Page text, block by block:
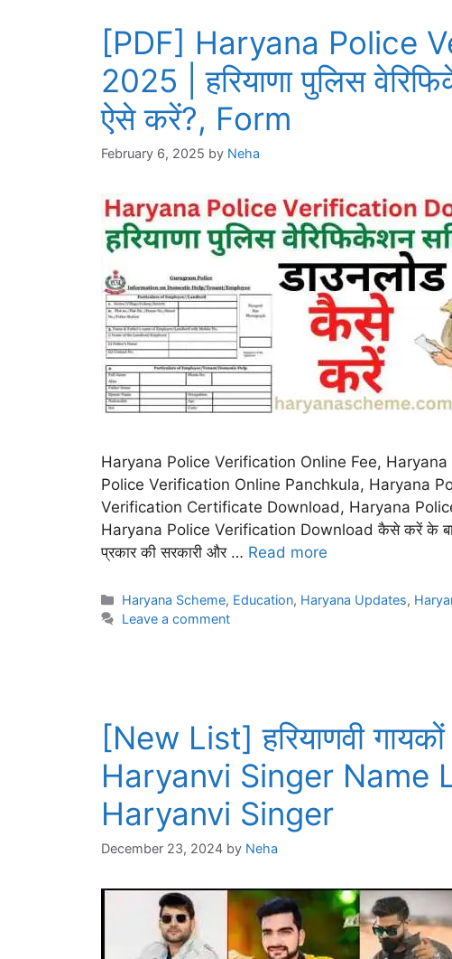
[PDF] Haryana Police
2025 | हरियाणा पुलिस
ऐसे करें?, Form
February 6, 2025 by Neha
Haryana Police Verification Online Fee,
Police Verification Online Panchkula, Haryana
Verification Certificate Download, Haryana
Haryana Police Verification Download कैसे करें के
प्रकार की सरकारी और … Read more
Categories
Haryana Scheme, Education, Haryana Updates,
Leave a comment
[New List] हरियाणवी
Haryanvi Singer Name
Haryanvi Singer
December 23, 2024 by Neha